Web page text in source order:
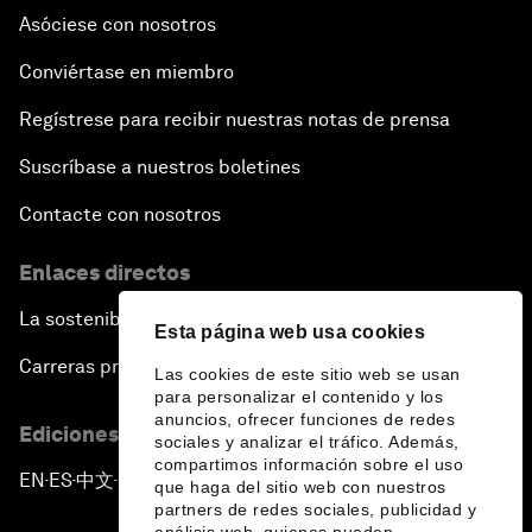
Esta página web usa cookies
Las cookies de este sitio web se usan
para personalizar el contenido y los
anuncios, ofrecer funciones de redes
sociales y analizar el tráfico. Además,
compartimos información sobre el uso
que haga del sitio web con nuestros
partners de redes sociales, publicidad y
Asóciese con nosotros
Conviértase en miembro
Regístrese para recibir nuestras notas de prensa
Suscríbase a nuestros boletines
Contacte con nosotros
Enlaces directos
La sostenibilidad en el Foro
Carreras profesionales
Ediciones en otros idiomas
EN ▪ES▪中文▪ 日本語